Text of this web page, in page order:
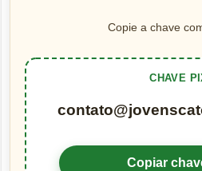
Copie a chave
CHAVE
Copiar